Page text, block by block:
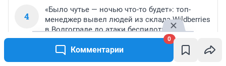
Комментарии
0
4
«Было чутье — ночью что-то будет»: топ-
менеджер вывел людей из склада Wildberries
в Волгограде до атаки беспилотников
441 Обсудить